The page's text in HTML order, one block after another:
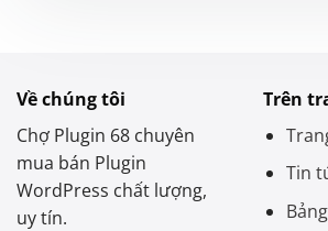
Về chúng tôi
Chợ Plugin 68 chuyên
mua bán Plugin
WordPress chất lượng,
uy tín.
Trên
Tin